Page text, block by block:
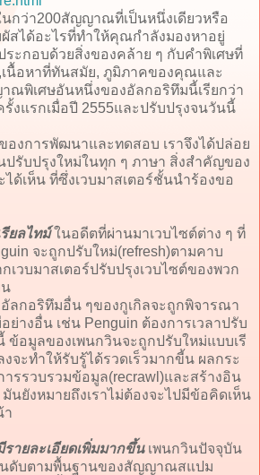
กว่า200สัญญาณที่เป็นหนึ่งเดียวหรือ
สได้อะไรที่ทำให้คุณกำลังมองหาอยู่
ะกอบด้วยสิ่งของคล้าย ๆ กับคำพิเศษที่
นื้อหาที่ทันสมัย, ภูมิภาคของคุณและ
ณพิเศษอันหนึ่งของอัลกอริทึมนี้เรียกว่า
รั้งแรกเมื่อปี 2555และปรับปรุงจนวันนี้
องการพัฒนาและทดสอบ เราจึงได้ปล่อย
รับปรุงใหม่ในทุก ๆ ภาษา สิ่งสำคัญของ
ด้เห็น ที่ซึ่งเวบมาสเตอร์ชั้นนำร้องขอ
ยลไทม์ในอดีตที่ผ่านมาเวบไซต์ต่าง ๆ ที่
จะถูกปรับใหม่(refresh)ตามคาบ
เวบมาสเตอร์ปรับปรุงเวบไซต์ของพวก
น
อัลกอริทึมอื่น ๆของกูเกิลจะถูกพิจารณา
ย่างอื่น เช่น Penguin ต้องการเวลาปรับ
ข้อมูลของเพนกวินจะถูกปรับใหม่แบบเรี
จะทำให้รับรู้ได้รวดเร็วมากขี้น ผลกระ
รรวบรวมข้อมูล(recrawl)และสร้างอิน
นยังหมายถึงเราไม่ต้องจะไปมีข้อคิดเห็น
า
ายละเอียดเพิ่มมากขึ้นเพนกวินปัจจุบัน
ดับตามพื้นฐานของสัญญาณสแปม